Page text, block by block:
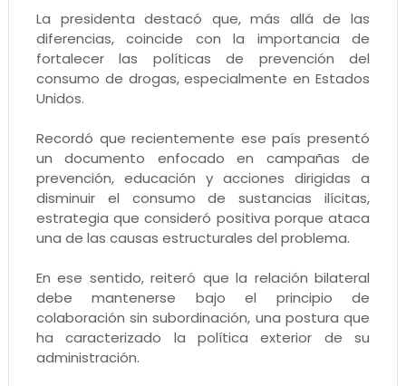
La presidenta destacó que, más allá de las
diferencias, coincide con la importancia de
fortalecer las políticas de prevención del
consumo de drogas, especialmente en Estados
Unidos.
Recordó que recientemente ese país presentó
un documento enfocado en campañas de
prevención, educación y acciones dirigidas a
disminuir el consumo de sustancias ilícitas,
estrategia que consideró positiva porque ataca
una de las causas estructurales del problema.
En ese sentido, reiteró que la relación bilateral
debe mantenerse bajo el principio de
colaboración sin subordinación, una postura que
ha caracterizado la política exterior de su
administración.